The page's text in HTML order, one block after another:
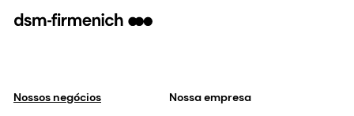
Nossos negócios Nossa empresa